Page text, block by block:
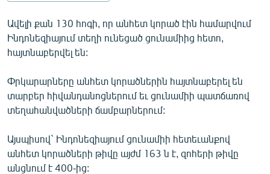
ՂԱՐԱԲԱՂ
ՊԱՏԵՐԱԶՄԻ 6 ՇԱԲԱԹՆԵՐԸ
ՏԱՐԱԾԱՇՐՋԱՆ
ՄԻՋԱԶԳԱՅԻՆ
ՄՇԱԿՈՒՅԹ
ՍՊՈՐՏ
ՄԵԿՆԱԲԱՆՈՒԹՅՈՒՆ
Ավելի քան 130 հոգի, որ անհետ կորած էին համարվում
Ինդոնեզիայում տեղի ունեցած ցունամիից հետո,
հայտնաբերվել են:
Փրկարարները անհետ կորածներին հայտնաբերել են
տարբեր հիվանդանոցներում եւ ցունամիի պատճառով
տեղահանվածների ճամբարներում:
Այսպիսով` Ինդոնեզիայում ցունամիի հետեւանքով
անհետ կորածների թիվը այժմ 163 ն է, զոհերի թիվը
անցնում է 400-ից: